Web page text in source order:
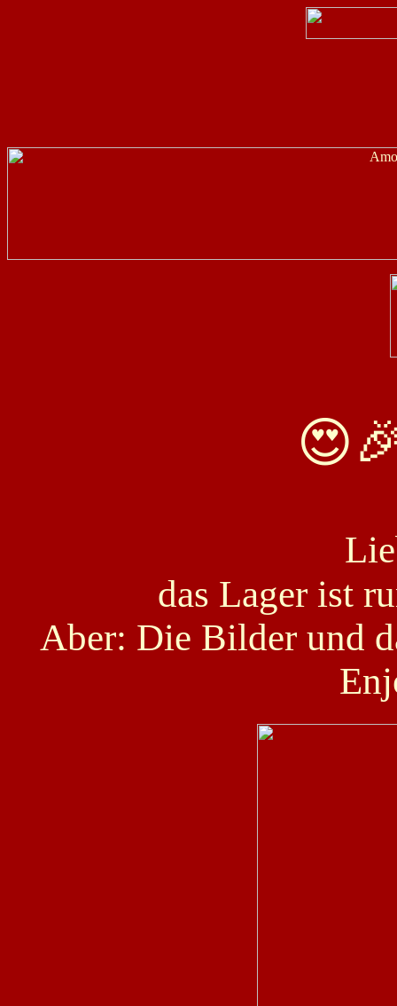
das Lager ist
Aber: Die Bilder und